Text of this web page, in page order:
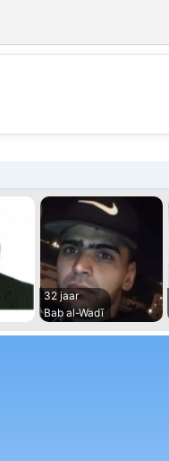
💕
32 jaar
Bab al-Wadī